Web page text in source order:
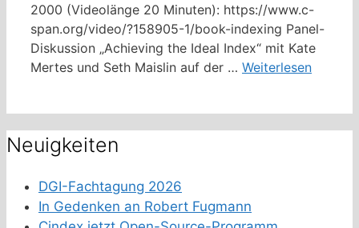
2000 (Videolänge 20 Minuten): https://www.c-
span.org/video/?158905-1/book-indexing Panel-
Diskussion „Achieving the Ideal Index“ mit Kate
Mertes und Seth Maislin auf der … Weiterlesen
Neuigkeiten
DGI-Fachtagung 2026
In Gedenken an Robert Fugmann